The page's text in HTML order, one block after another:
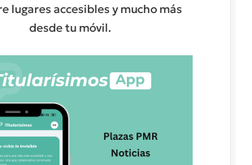
lugares accesibles y mucho más
desde tu móvil.